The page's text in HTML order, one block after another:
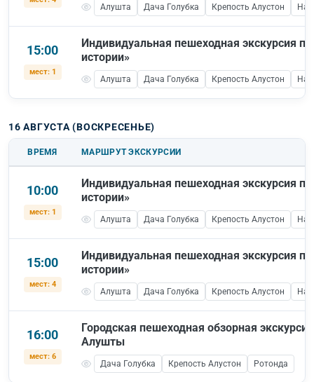
Алушта Дача Голубка Крепость Алустон
15:00
мест: 1
Индивидуальная пешеходная экскурсия
истории»
Алушта Дача Голубка Крепость Алустон
16 АВГУСТА (ВОСКРЕСЕНЬЕ)
ВРЕМЯ МАРШРУТ ЭКСКУРСИИ
10:00
мест: 1
Индивидуальная пешеходная экскурсия
истории»
Алушта Дача Голубка Крепость Алустон
15:00
мест: 4
Индивидуальная пешеходная экскурсия
истории»
Алушта Дача Голубка Крепость Алустон
16:00
мест: 6
Городская пешеходная обзорная
Алушты
Дача Голубка Крепость Алустон Ротонда